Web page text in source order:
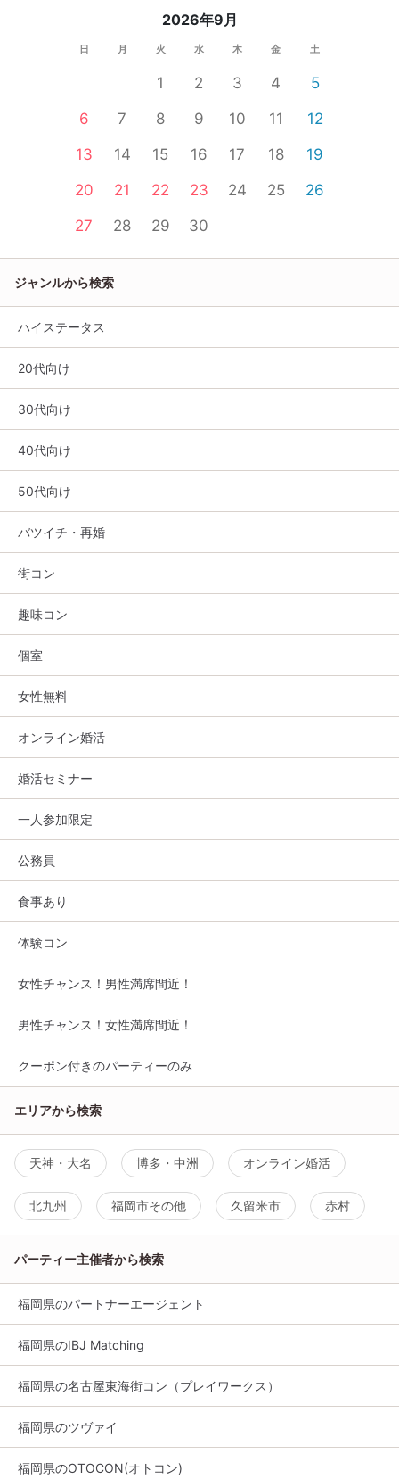
2026年9月
日 月 火 水 木 金 土
1 2 3 4
5
6
7 8 9 10 11
12
13
14 15 16 17 18
19
20
21 22 23 24 25
26
27
28 29 30
ジャンルから検索
ハイステータス
20代向け
30代向け
40代向け
50代向け
バツイチ・再婚
街コン
趣味コン
個室
女性無料
オンライン婚活
婚活セミナー
一人参加限定
公務員
食事あり
体験コン
女性チャンス！男性満席間近！
男性チャンス！女性満席間近！
クーポン付きのパーティーのみ
エリアから検索
天神・大名 博多・中洲 オンライン婚活
北九州 福岡市その他 久留米市 赤村
パーティー主催者から検索
福岡県のパートナーエージェント
福岡県のIBJ Matching
福岡県の名古屋東海街コン（プレイワークス）
福岡県のツヴァイ
福岡県のOTOCON(オトコン)